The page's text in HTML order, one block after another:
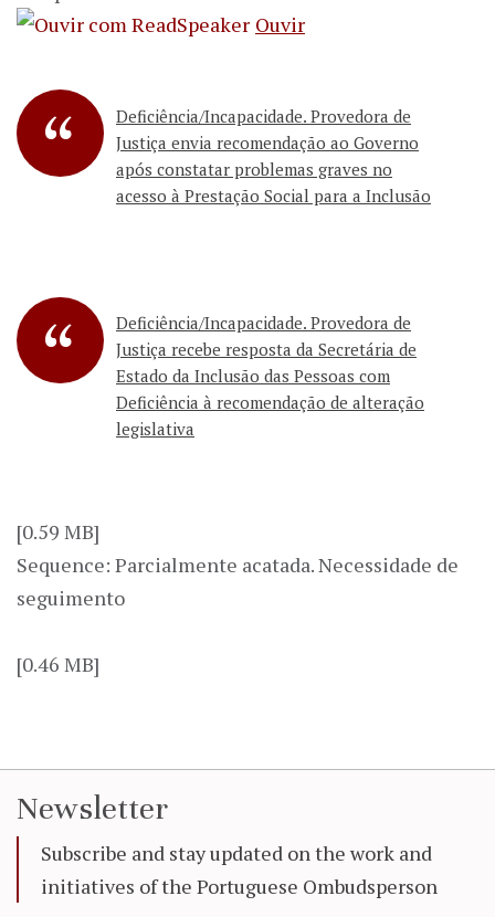
Ouvir
Deficiência/Incapacidade. Provedora de
Justiça envia recomendação ao Governo
após constatar problemas graves no
acesso à Prestação Social para a Inclusão
Deficiência/Incapacidade. Provedora de
Justiça recebe resposta da Secretária de
Estado da Inclusão das Pessoas com
Deficiência à recomendação de alteração
legislativa
[0.59 MB]
Sequence: Parcialmente acatada. Necessidade de
seguimento
[0.46 MB]
Newsletter
Subscribe and stay updated on the work and
initiatives of the Portuguese Ombudsperson